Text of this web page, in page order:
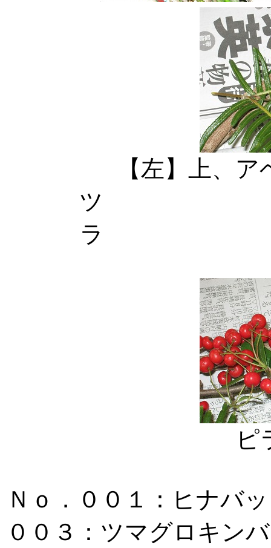
【左】上、
ツ 【中
ラ 【
ピ
Ｎｏ．００１：ヒナバ
００３：ツマグロキン